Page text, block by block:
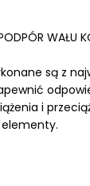
WAŁU
są z
i